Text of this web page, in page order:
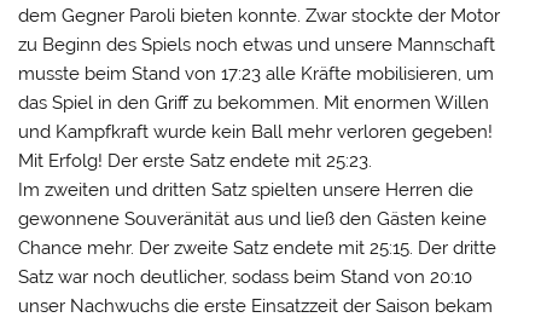
dem Gegner Paroli bieten konnte. Zwar stockte der Motor
zu Beginn des Spiels noch etwas und unsere Mannschaft
musste beim Stand von 17:23 alle Kräfte mobilisieren, um
das Spiel in den Griff zu bekommen. Mit enormen Willen
und Kampfkraft wurde kein Ball mehr verloren gegeben!
Mit Erfolg! Der erste Satz endete mit 25:23.
Im zweiten und dritten Satz spielten unsere Herren die
gewonnene Souveränität aus und ließ den Gästen keine
Chance mehr. Der zweite Satz endete mit 25:15. Der dritte
Satz war noch deutlicher, sodass beim Stand von 20:10
unser Nachwuchs die erste Einsatzzeit der Saison bekam